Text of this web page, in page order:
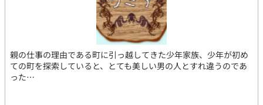
親の仕事の理由である町に引っ越してきた少年家族、少年が初め
ての町を探索していると、とても美しい男の人とすれ違うのであ
った…